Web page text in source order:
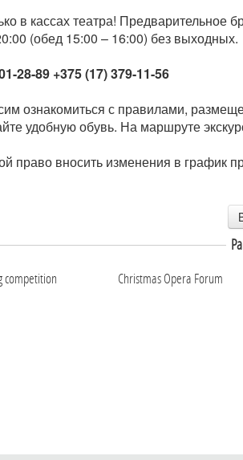
в кассах театра! Предварительное
(обед 15:00 – 16:00) без выходных.
28-89 +375 (17) 379-11-56
ознакомиться с правилами,
удобную обувь. На маршруте
право вносить изменения в график
competition Christmas Opera Forum